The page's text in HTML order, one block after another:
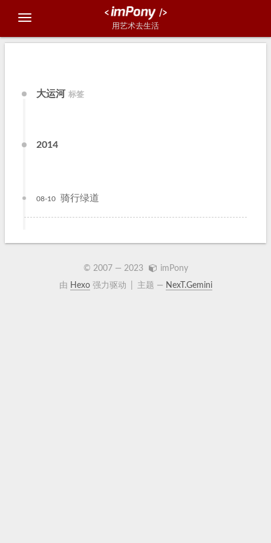
用艺术去生活
大运河 标签
2014
骑行绿道
08-10
© 2007 — 2023
imPony
由 Hexo强力驱动 主题 — NexT.Gemini